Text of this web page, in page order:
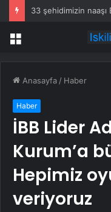
33 şehidimizin naaşı
Menü
Anasayfa / Haber
Haber
İBB Lider
Kurum’a
Hepimiz
veriyoruz